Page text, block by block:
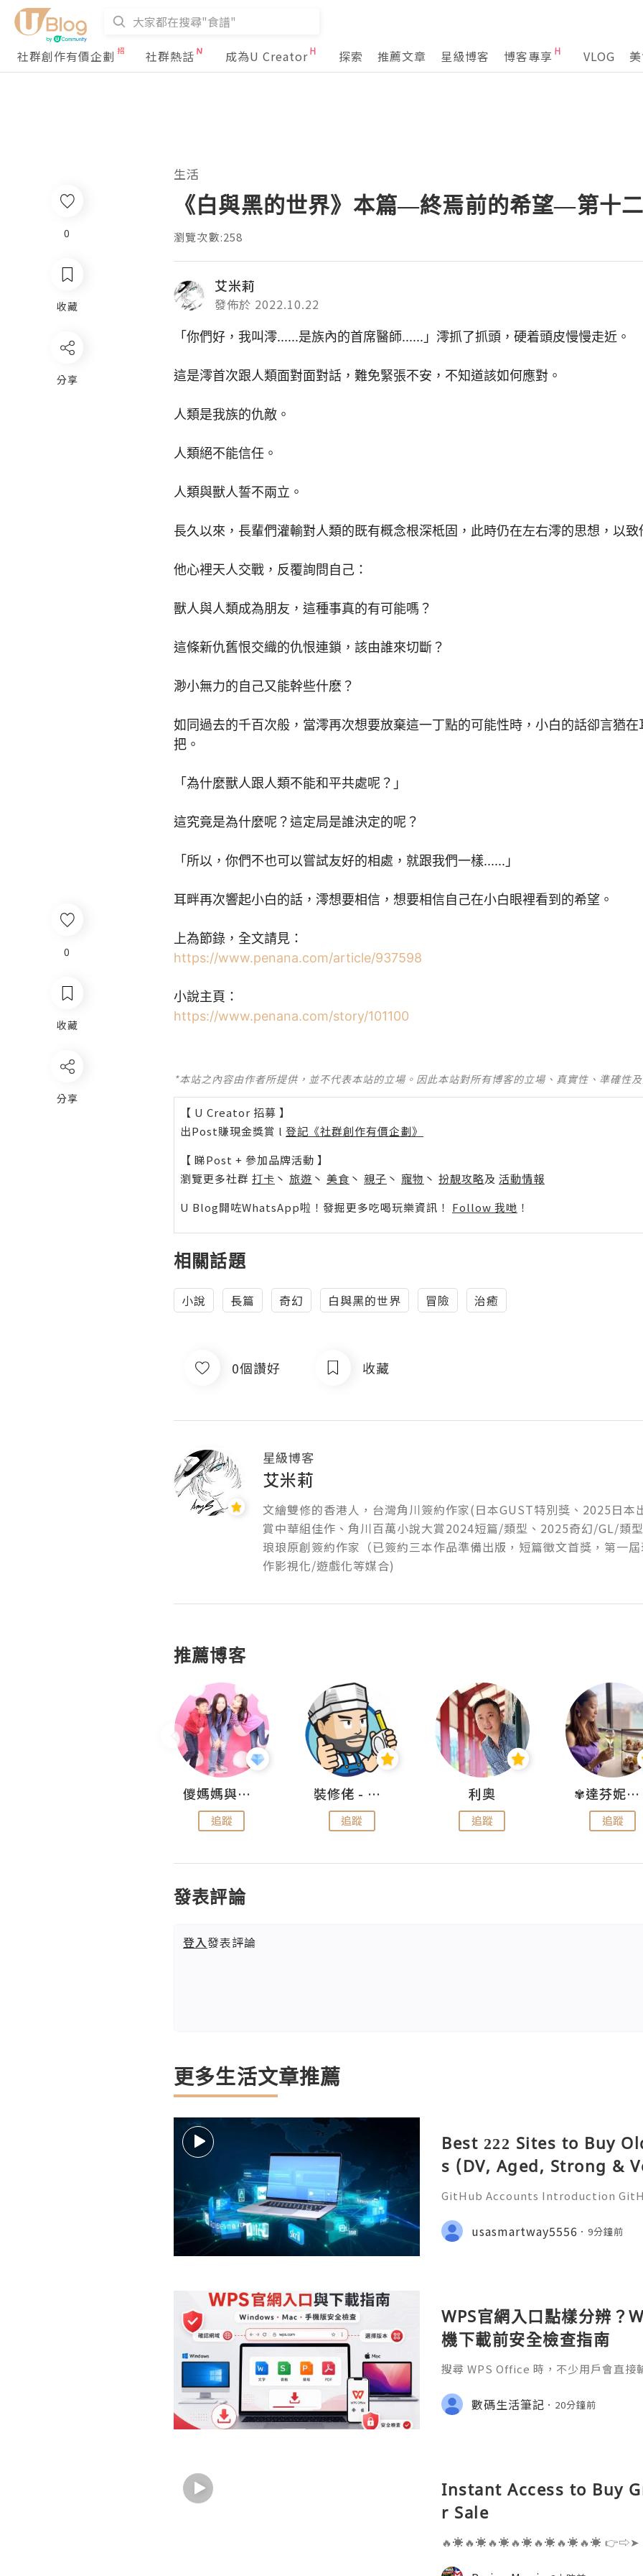
社群創作有價企劃
社群熱話 成為U Creator 探索 推薦文章 星級博客 博客專享 VLOG
0
收藏
分享
生活
《白與黑的世界》本篇—終焉前的希望—第十
瀏覽次數:258
艾米莉
發佈於 2022.10.22
「你們好，我叫澪......是族內的首席醫師......」澪抓了抓頭，硬着頭皮慢慢走近。
這是澪首次跟人類面對面對話，難免緊張不安，不知道該如何應對。
人類是我族的仇敵。
人類絕不能信任。
人類與獸人誓不兩立。
長久以來，長輩們灌輸對人類的既有概念根深柢固，此時仍在左右澪的思想，以致
他心裡天人交戰，反覆詢問自己：
獸人與人類成為朋友，這種事真的有可能嗎？
這條新仇舊恨交織的仇恨連鎖，該由誰來切斷？
渺小無力的自己又能幹些什麽？
如同過去的千百次般，當澪再次想要放棄這一丁點的可能性時，小白的話卻言猶
把。
「為什麼獸人跟人類不能和平共處呢？」
這究竟是為什麼呢？這定局是誰決定的呢？
「所以，你們不也可以嘗試友好的相處，就跟我們一樣......」
耳畔再次響起小白的話，澪想要相信，想要相信自己在小白眼裡看到的希望。
上為節錄，全文請見：
https://www.penana.com/article/937598
小說主頁：
https://www.penana.com/story/101100
*本站之內容由作者所提供，並不代表本站的立場。因此本站對所有博客的立場、真實性、準確性
【 U Creator 招募 】
出Post賺現金獎賞 l 登記《社群創作有價企劃》
【 睇Post + 參加品牌活動 】
瀏覽更多社群 打卡 丶 旅遊 丶 美食 丶 親子 丶 寵物 丶 扮靚攻略及 活動情報
U Blog開咗WhatsApp啦！發掘更多吃喝玩樂資訊！ Follow 我哋 ！
相關話題
小說 長篇 奇幻 白與黑的世界 冒險 治癒
0個讚好 收藏
星級博客
艾米莉
文繪雙修的香港人，台灣角川簽約作家(日本GUST特別獎、2025日
賞中華組佳作、角川百萬小說大賞2024短篇/類型、2025奇幻/GL/類
琅琅原創簽約作家（已簽約三本作品準備出版，短篇徵文首獎，第一
作影視化/遊戲化等媒合)
推薦博客
儍媽媽與兩隻小魔怪之家
追蹤
裝修佬 - 香港一站式網上裝修平台
追蹤
利奧
追蹤
✾達芬妮•愛孩子•愛生活✾
追蹤
發表評論
登入發表評論
更多生活文章推薦
Best 222 Sites to Buy
s (DV, Aged, Strong &
GitHub Accounts Introduction
ions of developers, businesses,
ommunities. It is much m
usasmartway5556 9分鐘前
WPS官網入口點樣分辨？
機下載前安全檢查指南
搜尋 WPS Office 時，不少用戶會直接
用程式商店、教學網站、在線文件服務
數碼生活筆記 20分鐘前
Instant Access to Buy
r Sale
🔥☀️🔥☀️🔥☀️🔥☀️🔥☀️🔥☀️🔥☀️ 👉⇨➤
ail.com 👉⇨➤ Visit To Website:
0
收藏
分享